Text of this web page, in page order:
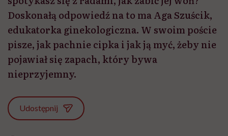
Doskonałą odpowiedź na to ma Aga Szuścik,
edukatorka ginekologiczna. W swoim poście
pisze, jak pachnie cipka i jak ją myć, żeby nie
pojawiał się zapach, który bywa
nieprzyjemny.
Udostępnij